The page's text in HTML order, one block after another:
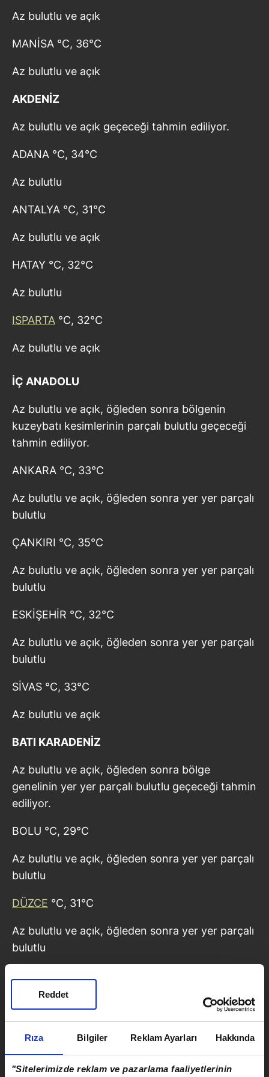
Rıza Bilgiler Reklam Ayarları Hakkında
"Sitelerimizde reklam ve pazarlama faaliyetlerinin
Reddet
Az bulutlu ve açık
MANİSA °C, 36°C
Az bulutlu ve açık
AKDENİZ
Az bulutlu ve açık geçeceği tahmin ediliyor.
ADANA °C, 34°C
Az bulutlu
ANTALYA °C, 31°C
Az bulutlu ve açık
HATAY °C, 32°C
Az bulutlu
ISPARTA °C, 32°C
Az bulutlu ve açık
İÇ ANADOLU
Az bulutlu ve açık, öğleden sonra bölgenin
kuzeybatı kesimlerinin parçalı bulutlu geçeceği
tahmin ediliyor.
ANKARA °C, 33°C
Az bulutlu ve açık, öğleden sonra yer yer parçalı
bulutlu
ÇANKIRI °C, 35°C
Az bulutlu ve açık, öğleden sonra yer yer parçalı
bulutlu
ESKİŞEHİR °C, 32°C
Az bulutlu ve açık, öğleden sonra yer yer parçalı
bulutlu
SİVAS °C, 33°C
Az bulutlu ve açık
BATI KARADENİZ
Az bulutlu ve açık, öğleden sonra bölge
genelinin yer yer parçalı bulutlu geçeceği tahmin
ediliyor.
BOLU °C, 29°C
Az bulutlu ve açık, öğleden sonra yer yer parçalı
bulutlu
DÜZCE °C, 31°C
Az bulutlu ve açık, öğleden sonra yer yer parçalı
bulutlu
Az bulutlu ve açık, öğleden sonra yer yer parçalı
bulutlu
ZONGULDAK °C, 28°C